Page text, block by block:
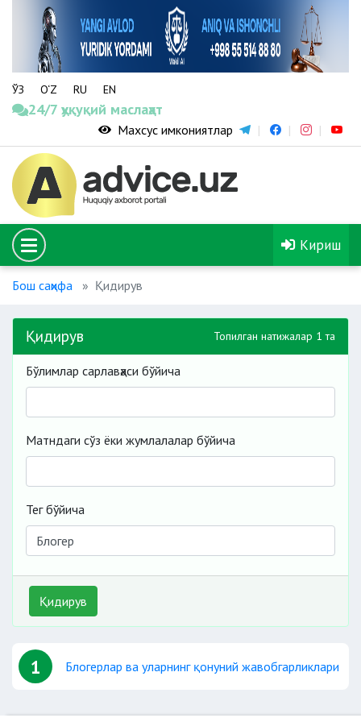
ЎЗ O‘Z RU EN
24/7 ҳуқуқий маслаҳат
Махсус имкониятлар
Кириш
Бош саҳифа Қидирув
Қидирув Топилган натижалар 1 та
Бўлимлар сарлавҳаси бўйича
Матндаги сўз ёки жумлалалар бўйича
Тег бўйича
Қидирув
1 Блогерлар ва уларнинг қонуний жавобгарликлари